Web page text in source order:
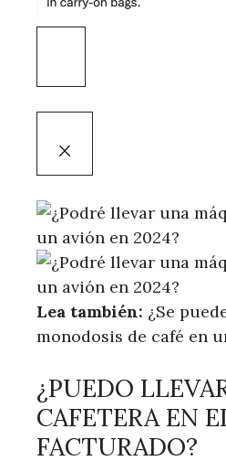
Lea también: ¿Se
monodosis de café en
¿PUEDO
CAFETERA EN
FACTURADO?